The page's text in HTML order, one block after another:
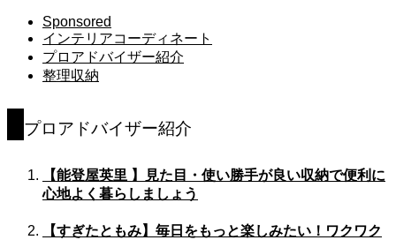
Sponsored
インテリアコーディネート
プロアドバイザー紹介
整理収納
プロアドバイザー紹介
【能登屋英里 】見た目・使い勝手が良い収納で便利に
心地よく暮らしましょう
【すぎたともみ】毎日をもっと楽しみたい！ワクワク